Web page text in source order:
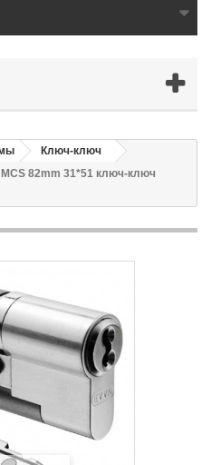
Ключ-ключ
MCS 82mm 31*51 ключ-ключ